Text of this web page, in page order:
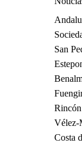
San
Vélez-
Costa